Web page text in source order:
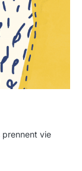
prennent vie